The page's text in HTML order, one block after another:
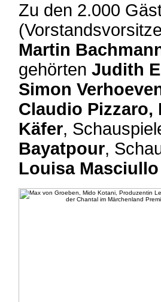
Zu den 2.000
Martin
gehörten Judith
Simon
Claudio
Käfer,
Bayatpour,
Louisa Masciullo